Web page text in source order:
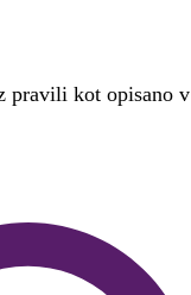
pravili kot opisano v